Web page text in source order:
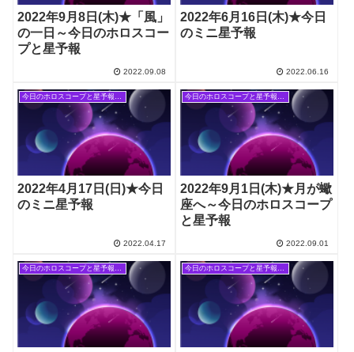
2022年9月8日(木)★「風」
の一日～今日のホロスコー
プと星予報
2022.09.08
2022年6月16日(木)★今日
のミニ星予報
2022.06.16
今日のホロスコープと星予報(旧記事)
2022年4月17日(日)★今日
のミニ星予報
2022.04.17
今日のホロスコープと星予報(旧記事)
2022年9月1日(木)★月が蠍
座へ～今日のホロスコープ
と星予報
2022.09.01
今日のホロスコープと星予報(旧記事) 今日のホロスコープと星予報(旧記事)